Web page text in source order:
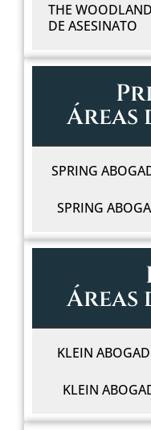
THE
DE ASESINATO
Áreas
SPRING
SPRING
Áreas
KLEIN
KLEIN